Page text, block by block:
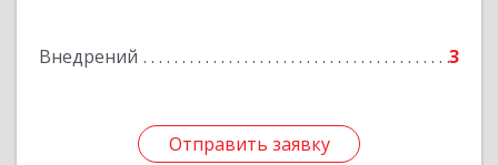
Внедрений 3
Отправить заявку
Подробнее
Отправить заявку